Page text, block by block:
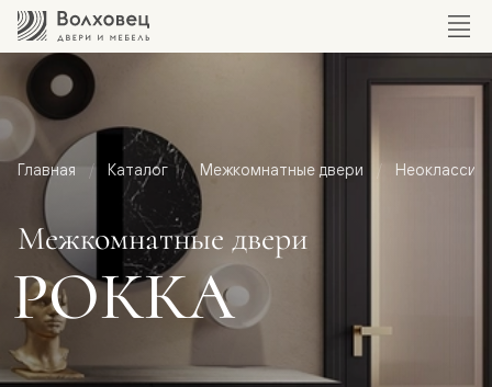
Главная Каталог Межкомнатные двери Неоклассика
Межкомнатные двери
РОККА